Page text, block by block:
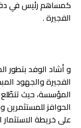
كمساهم رئيس في
الفجيرة .
و أشاد الوفد بتطور
الفجيرة والجهود
المؤسسة، حيث تتطّلع
الحوافز للمستثمرين
على خريطة